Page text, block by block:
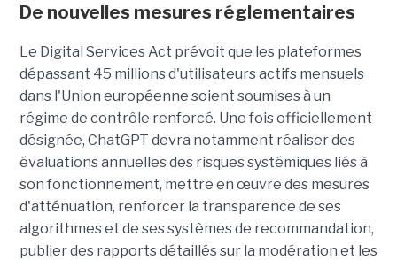
De nouvelles mesures réglementaires
Le Digital Services Act prévoit que les plateformes
dépassant 45 millions d'utilisateurs actifs mensuels
dans l'Union européenne soient soumises à un
régime de contrôle renforcé. Une fois officiellement
désignée, ChatGPT devra notamment réaliser des
évaluations annuelles des risques systémiques liés à
son fonctionnement, mettre en œuvre des mesures
d'atténuation, renforcer la transparence de ses
algorithmes et de ses systèmes de recommandation,
publier des rapports détaillés sur la modération et les